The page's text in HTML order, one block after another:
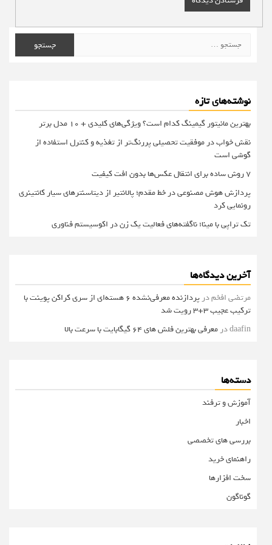
برای:
نوشته‌های تازه
بهترین مانیتور گیمینگ کدام است؟ ویژگی‌های کلیدی + 10 مدل برتر
نقش خواب در موفقیت تحصیلی پررنگ‌تر از تغذیه و کنترل استفاده از
گوشی است
۷ روش ساده برای انتقال عکس‌ها بدون افت کیفیت
پردازش هوش مصنوعی در خط مقدم؛ پالانتیر از دیتاسنترهای سیار کانتینری
رونمایی کرد
تک تراپی با مینا؛ ناگفته‌های فعالیت یک زن در اکوسیستم فناوری
آخرین دیدگاه‌ها
مرتضی افخمدر
پردازنده معرفی‌نشده 6 هسته‌ای از سری کراکن پوینت با
ترکیب عجیب 3+3 رویت شد
daafinدر معرفی بهترین فلش های 64 گیگابایت با سرعت بالا
دسته‌ها
آموزش و ترفند
اخبار
بررسی های تخصصی
راهنمای خرید
سخت افزارها
گوناگون